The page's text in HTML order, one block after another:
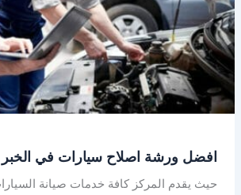
افضل ورشة اصلاح سيارات في الخبر
حيث يقدم المركز كافة خدمات صيانة
–
الدمام